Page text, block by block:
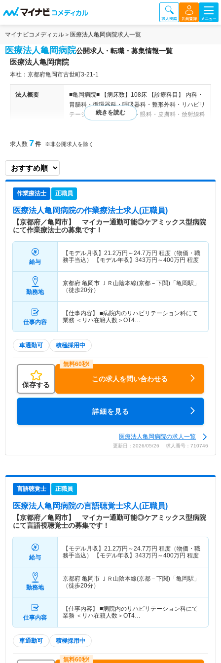
マイナビコメディカル 医療法人亀岡病院求人一覧
医療法人亀岡病院公開求人・転職・募集情報一覧
医療法人亀岡病院
本社：京都府亀岡市古世町3‐21‐1
法人概要
■亀岡病院■ 【病床数】108床 【診療科目】 内科・
胃腸科・循環器科・呼吸器科・整形外科・リハビリ
テーション科・泌尿器科・眼科・皮膚科・放射線科
訪問リハ） ・健診等（特定健診、一般健診） ■併設
テーション ・はたごまちデイサービスセンター ・
しんまちデイサービスセンター ・しんまち小規模
やきグループホーム ■診察科目：透析センター 【関
連施設】 介護医療院はたごまち／亀岡市地域包括
支援センター かめおか／居宅介護総合支援センタ
ー／訪問看護ステーション／訪問介護ステーション
／はたごデイサービスセンター／しんまちデイサー
ビスセンター／けやき デイサービスセンター／け
やきグループホーム
特色
『医療法人亀岡病院』は1956年京都府亀岡市にク
リニックを開業し、現在は、併設した在宅介護支援
センター、訪問看護やデイサービス、介護老人保健
施設など様々な介護事業を展開し、時代や地域のニ
ーズに合わせた多様な医療・介護サービスで地域の
方々の暮らしを支えています。 ワークライフバラ
ンスを考慮した就業環境も魅力の一つです。
求人数 7件 ※非公開求人を除く
作業療法士 正職員
医療法人亀岡病院の作業療法士求人(正職員)
【京都府／亀岡市】 マイカー通勤可能◎ケアミックス型病院
にて作業療法士の募集です！
給与
【モデル月収】 21.2万円～24.7万円 程度（物価・職
務手当込） 【モデル年収】 343万円～400万円 程度
勤務地
京都府 亀岡市
ＪＲ山陰本線(京都－下関)「亀岡駅」
（徒歩20分）
仕事内容
【仕事内容】 ■病院内のリハビリテーション科にて
業務 ＜リハ在籍人数＞OT4…
車通勤可 積極採用中
保存する
この求人を問い合わせる
詳細を見る
医療法人亀岡病院の求人一覧
更新日：2026/05/26 求人番号：710746
言語聴覚士 正職員
医療法人亀岡病院の言語聴覚士求人(正職員)
【京都府／亀岡市】 マイカー通勤可能◎ケアミックス型病院
にて言語視聴覚士の募集です！
給与
【モデル月収】 21.2万円～24.7万円 程度（物価・職
務手当込） 【モデル年収】 343万円～400万円 程度
勤務地
京都府 亀岡市
ＪＲ山陰本線(京都－下関)「亀岡駅」
（徒歩20分）
仕事内容
【仕事内容】 ■病院内のリハビリテーション科にて
業務 ＜リハ在籍人数＞OT4…
車通勤可 積極採用中